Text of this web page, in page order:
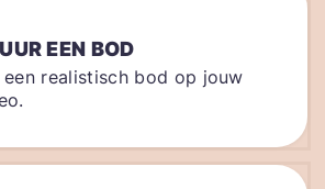
EEN BOD
een realistisch bod op jouw